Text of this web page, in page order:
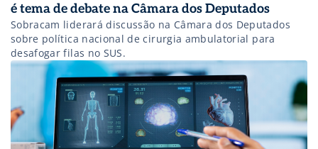
é tema de debate na Câmara dos Deputados
Sobracam liderará discussão na Câmara dos Deputados
sobre política nacional de cirurgia ambulatorial para
desafogar filas no SUS.